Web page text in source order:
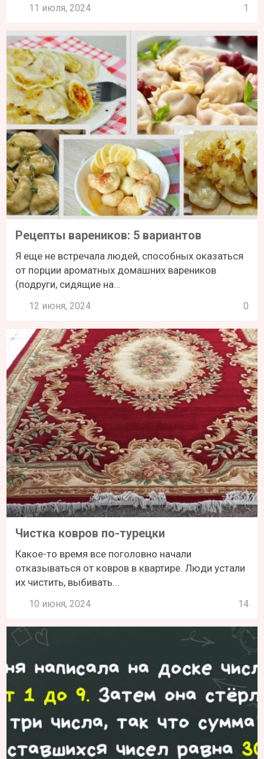
11 июля, 2024 1
Рецепты вареников: 5 вариантов
Я еще не встречала людей, способных оказаться
от порции ароматных домашних вареников
(подруги, сидящие на...
12 июня, 2024 0
Чистка ковров по-турецки
Какое-то время все поголовно начали
отказываться от ковров в квартире. Люди устали
их чистить, выбивать...
10 июня, 2024 14